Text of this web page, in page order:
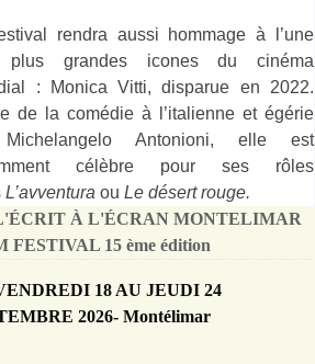
rendra aussi hommage à l’une
plus grandes icones du cinéma
: Monica Vitti, disparue en 2022.
de la comédie à l’italienne et égérie
Antonioni, elle est
célèbre pour ses rôles
L’avventura ou Le désert rouge.
À L'ÉCRAN MONTELIMAR
FESTIVAL 15 ème édition
18 AU JEUDI 24
2026- Montélimar